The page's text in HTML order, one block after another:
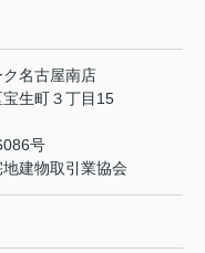
名古屋南店
生町３丁目15
号
建物取引業協会